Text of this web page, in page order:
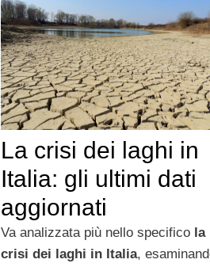
La crisi dei laghi in
Italia: gli ultimi dati
aggiornati
Va analizzata più nello specifico la
crisi dei laghi in Italia,